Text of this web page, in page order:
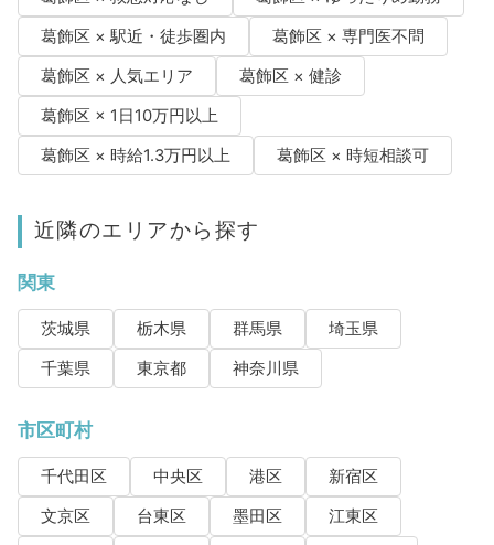
葛飾区 × 駅近・徒歩圏内
葛飾区 × 専門医不問
葛飾区 × 人気エリア
葛飾区 × 健診
葛飾区 × 1日10万円以上
葛飾区 × 時給1.3万円以上
葛飾区 × 時短相談可
近隣のエリアから探す
関東
茨城県 栃木県 群馬県
埼玉県
千葉県
東京都 神奈川県
市区町村
千代田区 中央区 港区
新宿区
文京区
台東区 墨田区
江東区